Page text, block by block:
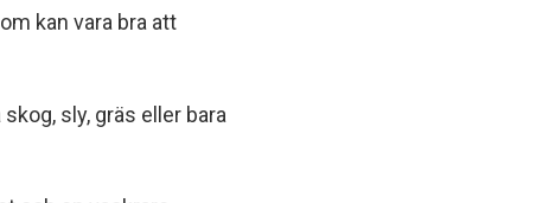
kan vara bra att
sly, gräs eller bara